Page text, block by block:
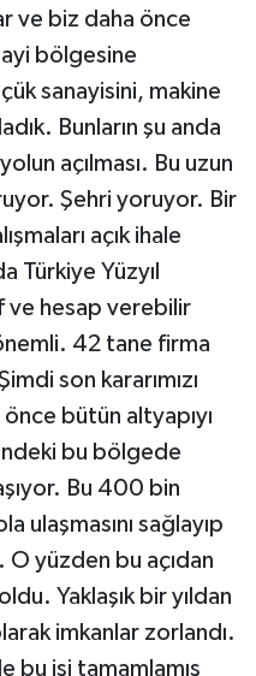
ve biz daha önce
bölgesine
sanayisini, makine
Bunların şu anda
açılması. Bu uzun
Şehri yoruyor. Bir
açık ihale
Türkiye Yüzyıl
ve hesap verebilir
42 tane firma
son kararımızı
bütün altyapıyı
bu bölgede
Bu 400 bin
ulaşmasını sağlayıp
O yüzden bu açıdan
Yaklaşık bir yıldan
imkanlar zorlandı.
bu işi tamamlamış